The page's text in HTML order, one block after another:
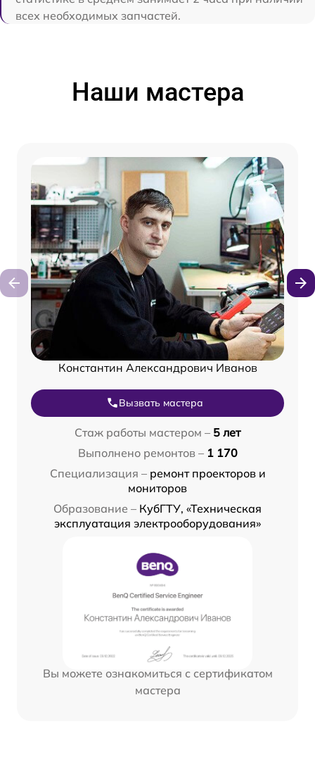
всех необходимых запчастей.
Наши мастера
Константин Александрович Иванов
Вызвать мастера
Стаж работы мастером – 5 лет
Выполнено ремонтов – 1 170
Специализация – ремонт проекторов и
мониторов
Образование – КубГТУ, «Техническая
эксплуатация электрооборудования»
Вы можете ознакомиться с сертификатом
мастера